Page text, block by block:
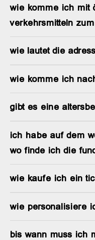
wie komme ich mit
verkehrsmitteln
wie lautet die
wie komme ich
gibt es eine
ich habe auf dem
wo finde ich die
wie kaufe ich ein
wie personalisiere
bis wann muss ich